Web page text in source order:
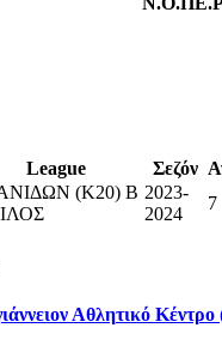
League Σεζόν
(K20) Β 2023-
2024
7
Αθλητικό